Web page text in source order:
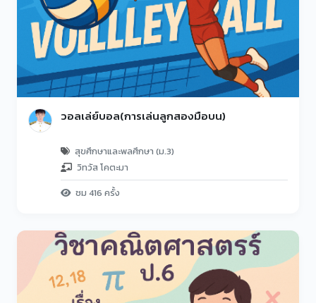
วอลเล่ย์บอล(การเล่นลูกสองมือบน)
สุขศึกษาและพลศึกษา (ม.3)
วิทวัส โคตะมา
ชม 416 ครั้ง